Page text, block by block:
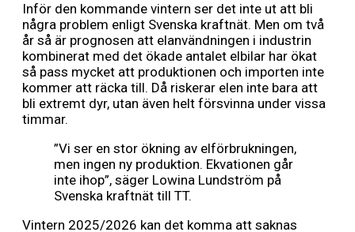
Inför den kommande vintern ser det inte ut att bli
några problem enligt Svenska kraftnät. Men om två
år så är prognosen att elanvändningen i industrin
kombinerat med det ökade antalet elbilar har ökat
så pass mycket att produktionen och importen inte
kommer att räcka till. Då riskerar elen inte bara att
bli extremt dyr, utan även helt försvinna under vissa
timmar.
”Vi ser en stor ökning av elförbrukningen,
men ingen ny produktion. Ekvationen går
inte ihop”, säger Lowina Lundström på
Svenska kraftnät till TT.
Vintern 2025/2026 kan det komma att saknas